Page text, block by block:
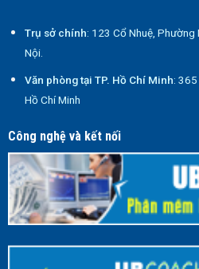
Trụ sở chính: 123 Cổ Nhuệ, Phường
Nội.
Văn phòng tại TP. Hồ Chí Minh: 365
Hồ Chí Minh
Công nghệ và kết nối